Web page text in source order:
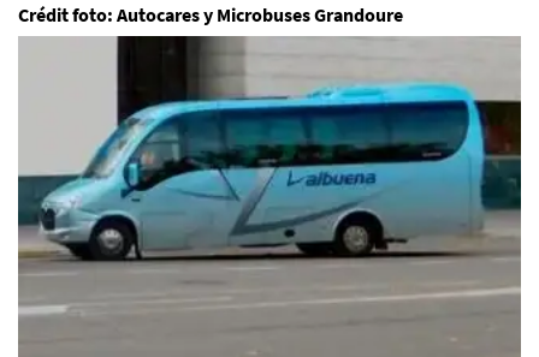
Crédit foto: Autocares y Microbuses Grandoure